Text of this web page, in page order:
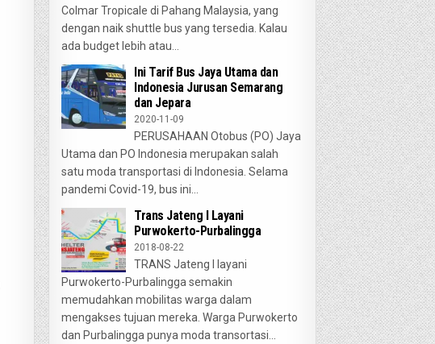
Colmar Tropicale di Pahang Malaysia, yang
dengan naik shuttle bus yang tersedia. Kalau
ada budget lebih atau...
Ini Tarif Bus Jaya Utama dan
Indonesia Jurusan Semarang
dan Jepara
2020-11-09
PERUSAHAAN Otobus (PO) Jaya
Utama dan PO Indonesia merupakan salah
satu moda transportasi di Indonesia. Selama
pandemi Covid-19, bus ini...
Trans Jateng I Layani
Purwokerto-Purbalingga
2018-08-22
TRANS Jateng I layani
Purwokerto-Purbalingga semakin
memudahkan mobilitas warga dalam
mengakses tujuan mereka. Warga Purwokerto
dan Purbalingga punya moda transortasi...